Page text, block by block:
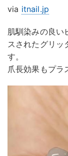
via itnail.jp
肌馴染みの良い
スされたグリッ
す。
爪長効果もプラ